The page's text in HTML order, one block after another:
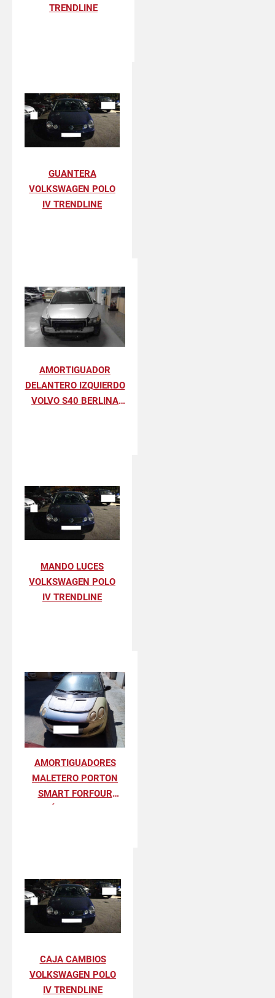
TRENDLINE
GUANTERA
VOLKSWAGEN POLO
IV TRENDLINE
AMORTIGUADOR
DELANTERO IZQUIERDO
VOLVO S40 BERLINA
MANDO LUCES
VOLKSWAGEN POLO
IV TRENDLINE
AMORTIGUADORES
MALETERO PORTON
SMART FORFOUR
CAJA CAMBIOS
VOLKSWAGEN POLO
IV TRENDLINE